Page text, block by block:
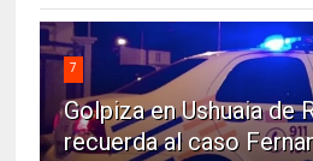
7
Golpiza en Ushuaia de
recuerda al caso